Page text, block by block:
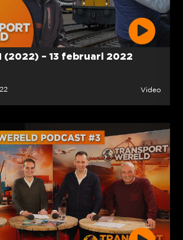
(2022) – 13 februari 2022
Video